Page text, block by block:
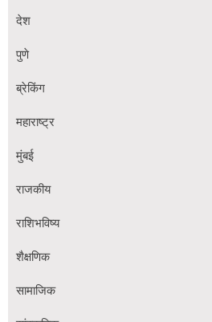
देश
पुणे
ब्रेकिंग
महाराष्ट्र
मुंबई
राजकीय
राशिभविष्य
शैक्षणिक
सामाजिक